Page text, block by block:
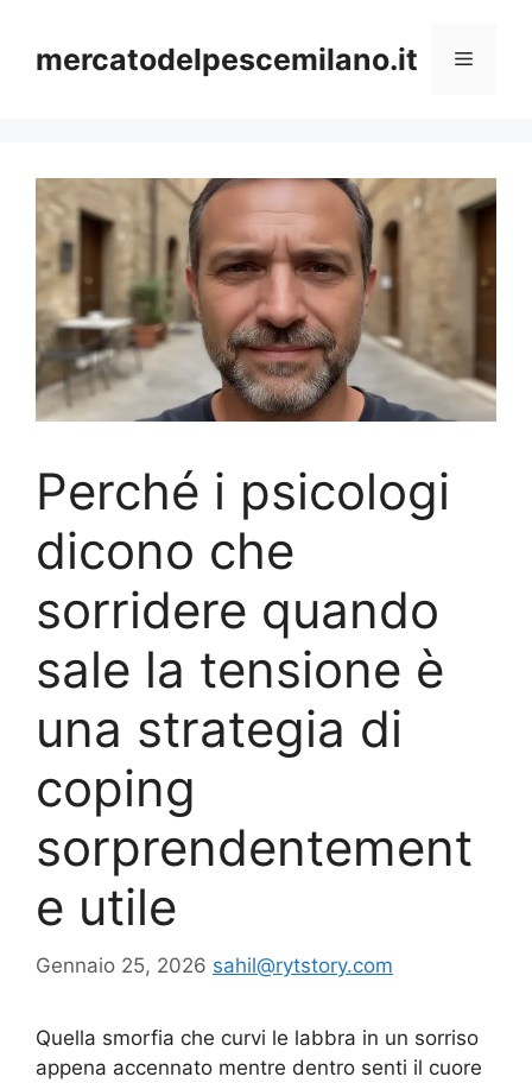
contenuto
mercatodelpescemilano.it Menu
Perché i psicologi
dicono che
sorridere quando
sale la tensione è
una strategia di
coping
sorprendentement
e utile
Gennaio 25, 2026 sahil@rytstory.com
Quella smorfia che curvi le labbra in un sorriso
appena accennato mentre dentro senti il cuore